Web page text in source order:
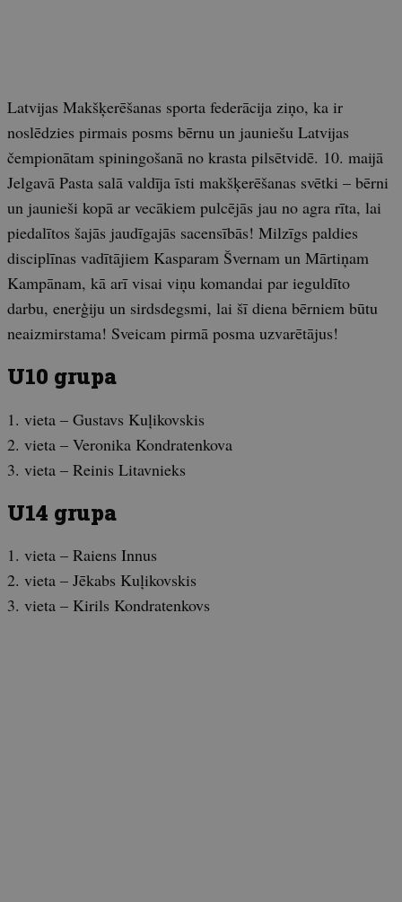
Latvijas Makšķerēšanas sporta federācija ziņo, ka ir
noslēdzies pirmais posms bērnu un jauniešu Latvijas
čempionātam spiningošanā no krasta pilsētvidē. 10. maijā
Jelgavā Pasta salā valdīja īsti makšķerēšanas svētki – bērni
un jaunieši kopā ar vecākiem pulcējās jau no agra rīta, lai
piedalītos šajās jaudīgajās sacensībās! Milzīgs paldies
disciplīnas vadītājiem Kasparam Švernam un Mārtiņam
Kampānam, kā arī visai viņu komandai par ieguldīto
darbu, enerģiju un sirdsdegsmi, lai šī diena bērniem būtu
neaizmirstama! Sveicam pirmā posma uzvarētājus!
U10 grupa
1. vieta – Gustavs Kuļikovskis
2. vieta – Veronika Kondratenkova
3. vieta – Reinis Litavnieks
U14 grupa
1. vieta – Raiens Innus
2. vieta – Jēkabs Kuļikovskis
3. vieta – Kirils Kondratenkovs